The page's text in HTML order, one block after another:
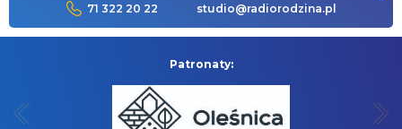
71 322 20 22 studio@radiorodzina.pl
Patronaty: